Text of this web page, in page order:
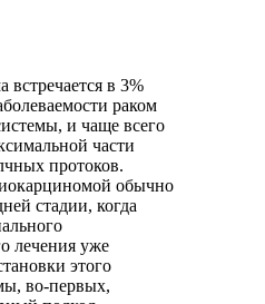
встречается в 3%
раком
и чаще всего
части
протоков.
обычно
стадии, когда
лечения уже
этого
во-первых,